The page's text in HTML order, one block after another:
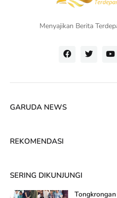
Menyajikan Berita
GARUDA NEWS
REKOMENDASI
SERING DIKUNJUNGI